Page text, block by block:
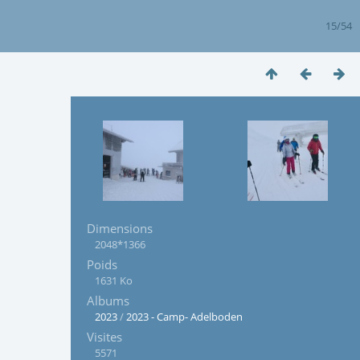
15/54
Dimensions
2048*1366
Poids
1631 Ko
Albums
2023/2023 - Camp- Adelboden
Visites
5571